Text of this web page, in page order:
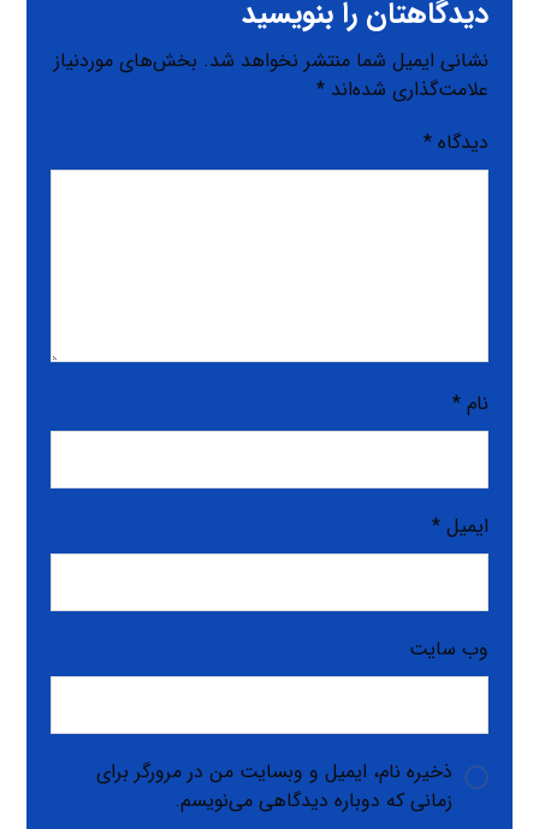
دیدگاهتان را بنویسید
نشانی ایمیل شما منتشر نخواهد شد. بخش‌های موردنیاز
علامت‌گذاری شده‌اند*
دیدگاه*
نام*
ایمیل*
وب‌ سایت
ذخیره نام، ایمیل و وبسایت من در مرورگر برای
زمانی که دوباره دیدگاهی می‌نویسم.